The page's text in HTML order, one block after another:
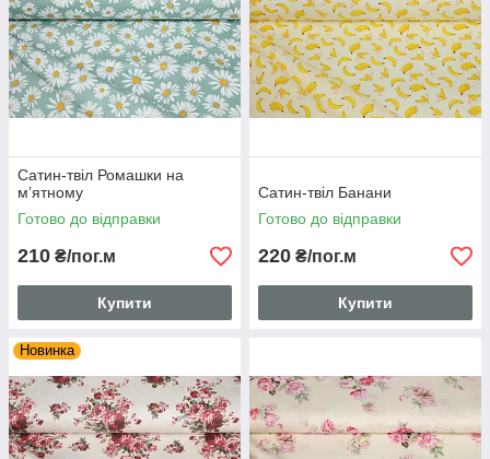
Сатин-твіл Ромашки на
мʼятному
Готово до відправки
210 ₴/пог.м
Купити
Сатин-твіл Банани
Готово до відправки
220 ₴/пог.м
Купити
Новинка